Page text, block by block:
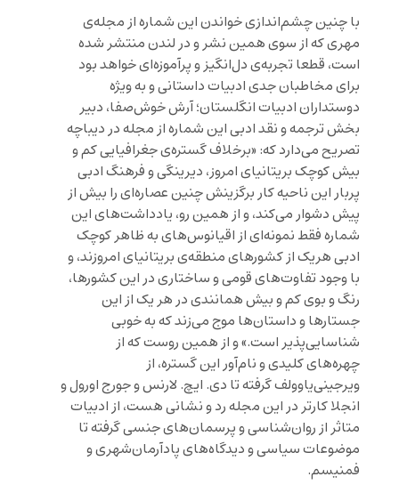
با چنین چشم‌اندازی خواندن این شماره از مجله‌ی
مهری که از سوی همین نشر و در لندن منتشر شده
است، قطعا تجربه‌ی دل‌انگیز و پرآموزه‌ای خواهد بود
برای مخاطبان جدی ادبیات داستانی و به ویژه
دوستداران ادبیات انگلستان؛ آرش خوش‌صفا، دبیر
بخش ترجمه و نقد ادبی این شماره از مجله در دیباچه
تصریح می‌دارد که: «برخلاف گستره‌ی جغرافیایی کم و
بیش کوچک بریتانیای امروز، دیرینگی و فرهنگ ادبی
پربار این ناحیه کار برگزینش چنین عصاره‌ای را بیش از
پیش دشوار می‌کند، و از همین رو، یادداشت‌های این
شماره فقط نمونه‌ای از اقیانوس‌های به ظاهر کوچک
ادبی هریک از کشورهای منطقه‌ی بریتانیای امروزند، و
با وجود تفاوت‌های قومی و ساختاری در این کشورها،
رنگ و بوی کم و بیش همانندی در هر یک از این
جستارها و داستان‌ها موج می‌زند که به خوبی
شناسایی‌پذیر است.» و از همین روست که از
چهره‌های کلیدی و نام‌آور این گستره، از
ویرجینی‌یاوولف گرفته تا دی. ایچ. لارنس و جورج اورول و
انجلا کارتر در این مجله رد و نشانی هست، از ادبیات
متاثر از روان‌شناسی و پرسمان‌های جنسی گرفته تا
موضوعات سیاسی و دیدگاه‌های پادآرمان‌شهری و
فمنیسم.